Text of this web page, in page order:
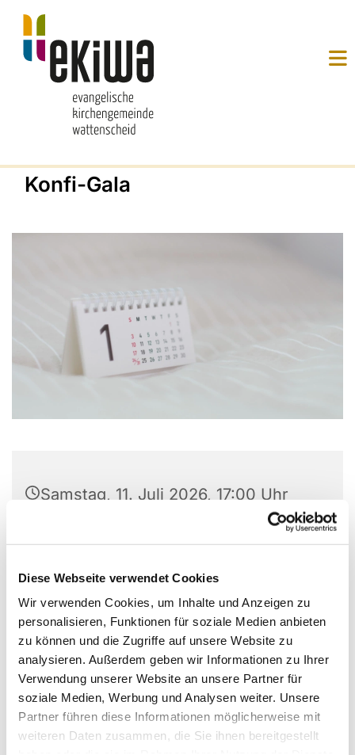
Diese Webseite verwendet Cookies
Wir verwenden Cookies, um Inhalte und Anzeigen zu
personalisieren, Funktionen für soziale Medien anbieten
zu können und die Zugriffe auf unsere Website zu
analysieren. Außerdem geben wir Informationen zu Ihrer
Verwendung unserer Website an unsere Partner für
soziale Medien, Werbung und Analysen weiter. Unsere
Partner führen diese Informationen möglicherweise mit
weiteren Daten zusammen, die Sie ihnen bereitgestellt
Konfi-Gala
Samstag, 11. Juli 2026, 17:00 Uhr
44869 Bochum